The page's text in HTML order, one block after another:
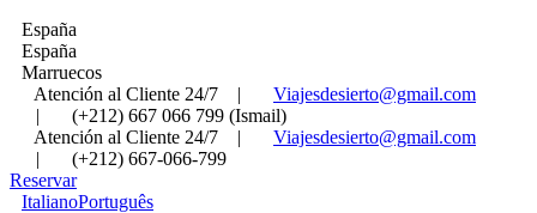
España
España
Marruecos
Atención al Cliente 24/7
|
Viajesdesierto@gmail.com
|
(+212) 667 066 799 (Ismail)
Atención al Cliente 24/7
|
Viajesdesierto@gmail.com
|
(+212) 667-066-799
Reservar
ItalianoPortuguês